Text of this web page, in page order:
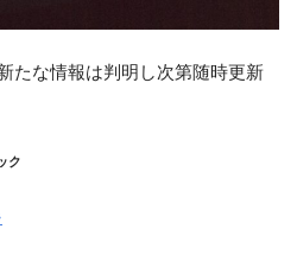
たな情報は判明し次第随時更新
ク